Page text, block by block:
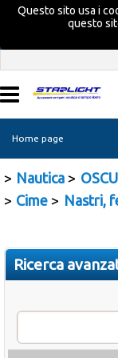
Questo sito usa i
questo
Home page
Camper
Campeggio
Promozione
Nautica
Cime
Nastri,
Ricerca